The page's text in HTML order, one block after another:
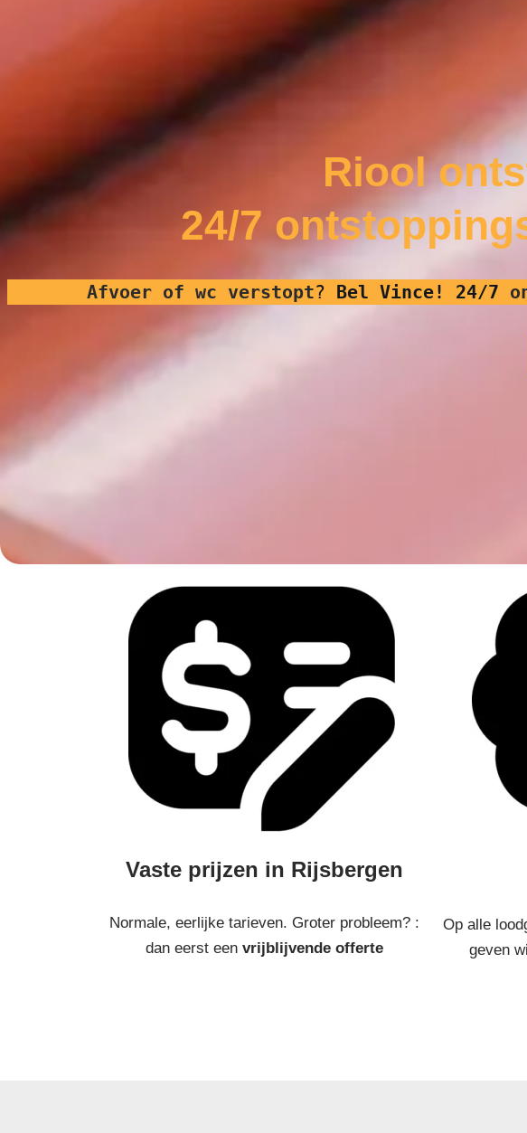
Riool
24/7
Afvoer of wc verstopt? Bel Vince! 24/7
Vaste prijzen in Rijsbergen
Normale, eerlijke tarieven. Groter probleem? :
dan eerst een vrijblijvende offerte
Op alle
geven